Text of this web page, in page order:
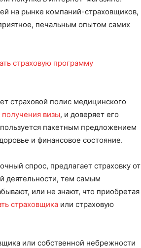
на рынке компаний-страховщиков,
печальным опытом самих
страховой полис медицинского
получения визы, и доверяет его
пакетным предложением
и финансовое состояние.
спрос, предлагает страховку от
деятельности, тем самым
или не знают, что приобретая
страховщика или страховую
или собственной небрежности